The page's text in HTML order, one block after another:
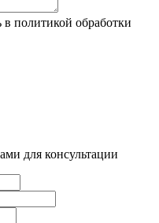
политикой обработки
для консультации